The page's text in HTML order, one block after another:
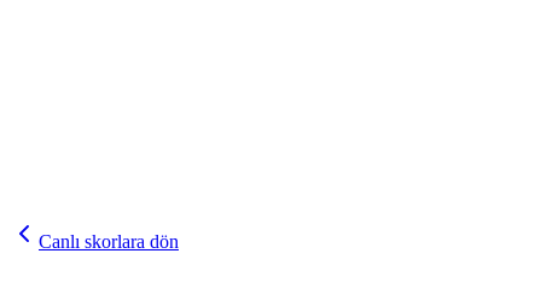
Canlı skorlara dön